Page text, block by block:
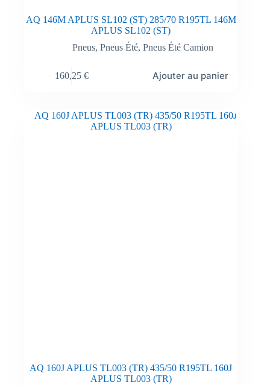
AQ 146M APLUS SL102 (ST) 285/70 R195TL 146M
APLUS SL102 (ST)
Pneus,Pneus Été,Pneus Été Camion
160,25 € Ajouter au panier
AQ 160J APLUS TL003 (TR) 435/50 R195TL 160J
APLUS TL003 (TR)